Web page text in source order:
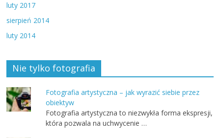
luty 2017
sierpień 2014
luty 2014
Nie tylko fotografia
Fotografia artystyczna – jak wyrazić siebie przez
obiektyw
Fotografia artystyczna to niezwykła forma ekspresji,
która pozwala na uchwycenie …